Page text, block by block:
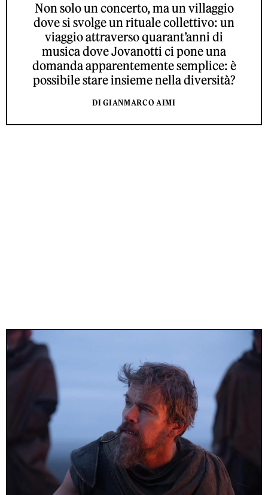
Non solo un concerto, ma un villaggio
dove si svolge un rituale collettivo: un
viaggio attraverso quarant’anni di
musica dove Jovanotti ci pone una
domanda apparentemente semplice: è
possibile stare insieme nella diversità?
DI GIANMARCO AIMI